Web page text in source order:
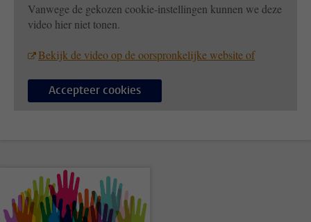
Vanwege de gekozen cookie-instellingen kunnen we deze
video hier niet tonen.
Bekijk de video op de oorspronkelijke website of
Accepteer cookies